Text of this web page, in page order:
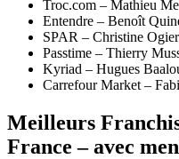
Troc.com – Mathieu
Entendre – Benoît
SPAR – Christine
Passtime – Thierry
Kyriad – Hugues
Carrefour Market –
Meilleurs
France – avec